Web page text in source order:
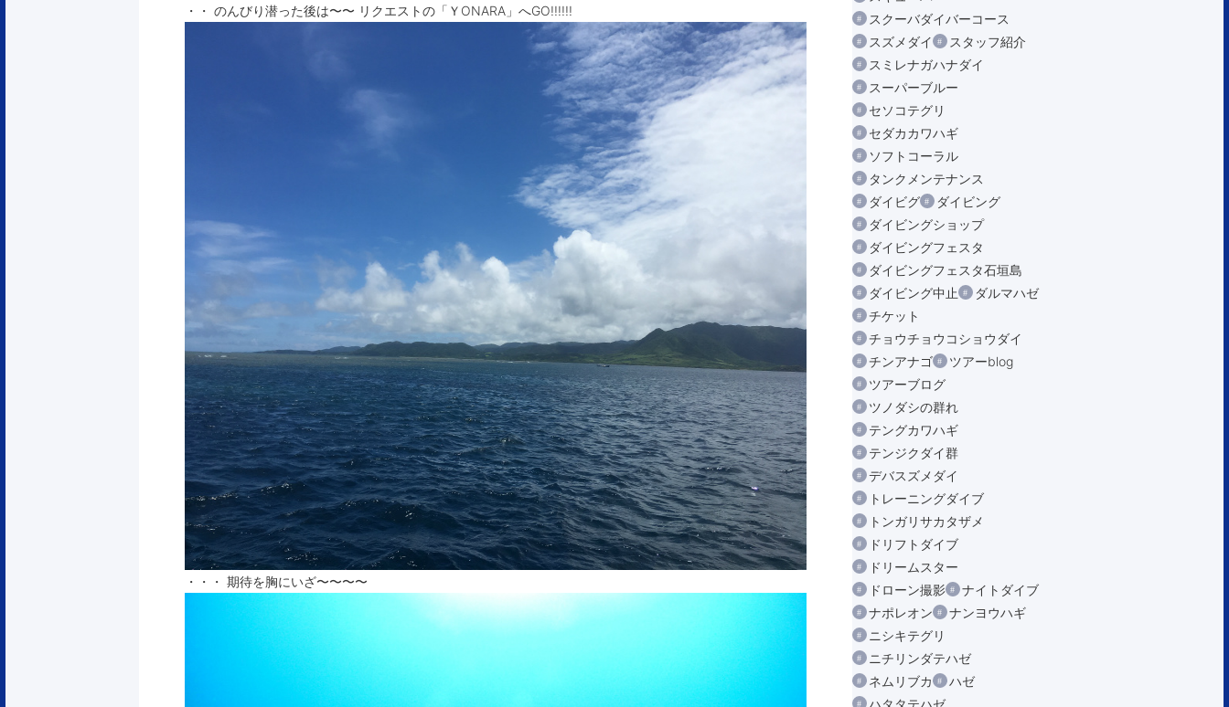
・・ のんびり潜った後は〜〜 リクエストの「ＹONARA」へGO!!!!!!
・・・ 期待を胸にいざ〜〜〜〜
スクーバダイバーコース
スズメダイ
スタッフ紹介
スミレナガハナダイ
スーパーブルー
セソコテグリ
セダカカワハギ
ソフトコーラル
タンクメンテナンス
ダイビグ
ダイビング
ダイビングショップ
ダイビングフェスタ
ダイビングフェスタ石垣島
ダイビング中止
ダルマハゼ
チケット
チョウチョウコショウダイ
チンアナゴ
ツアーblog
ツアーブログ
ツノダシの群れ
テングカワハギ
テンジクダイ群
デバスズメダイ
トレーニングダイブ
トンガリサカタザメ
ドリフトダイブ
ドリームスター
ドローン撮影
ナイトダイブ
ナポレオン
ナンヨウハギ
ニシキテグリ
ニチリンダテハゼ
ネムリブカ
ハゼ
ハタタテハゼ